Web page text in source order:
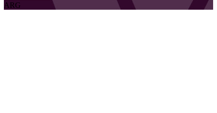
ARG